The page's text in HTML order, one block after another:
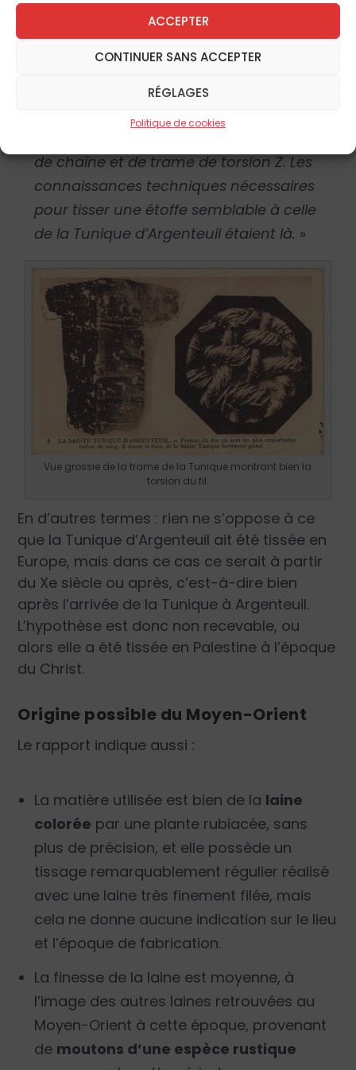
ACCEPTER
CONTINUER SANS ACCEPTER
RÉGLAGES
Politique de cookies
possèdent pas. Aussi, a-t-elle rajouté au
rapport la remarque suivante : «Ce n’est
pas un élément suffisant pour nier cette
possibilité dans la mesure où d’autres
fragments de toiles sans effet crêpe
de chaîne et de trame de torsion Z. Les
connaissances techniques nécessaires
pour tisser une étoffe semblable à celle
de la Tunique d’Argenteuil étaient là. »
Vue grossie de la trame de la Tunique montrant bien la
torsion du fil.
En d’autres termes : rien ne s’oppose à ce
que la Tunique d’Argenteuil ait été tissée en
Europe, mais dans ce cas ce serait à partir
du Xe siècle ou après, c’est-à-dire bien
après l’arrivée de la Tunique à Argenteuil.
L’hypothèse est donc non recevable, ou
alors elle a été tissée en Palestine à l’époque
du Christ.
Origine possible du Moyen-Orient
Le rapport indique aussi :
La matière utilisée est bien de la laine
colorée par une plante rubiacée, sans
plus de précision, et elle possède un
tissage remarquablement régulier réalisé
avec une laine très finement filée, mais
cela ne donne aucune indication sur le lieu
et l’époque de fabrication.
La finesse de la laine est moyenne, à
l’image des autres laines retrouvées au
Moyen-Orient à cette époque, provenant
de moutons d’une espèce rustique